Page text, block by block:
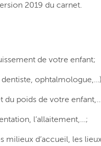
2019 du carnet.
de votre enfant;
du poids de votre
l’allaitement,…;
milieux d’accueil, les